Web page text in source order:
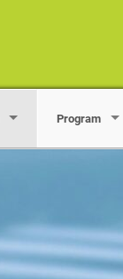
Program